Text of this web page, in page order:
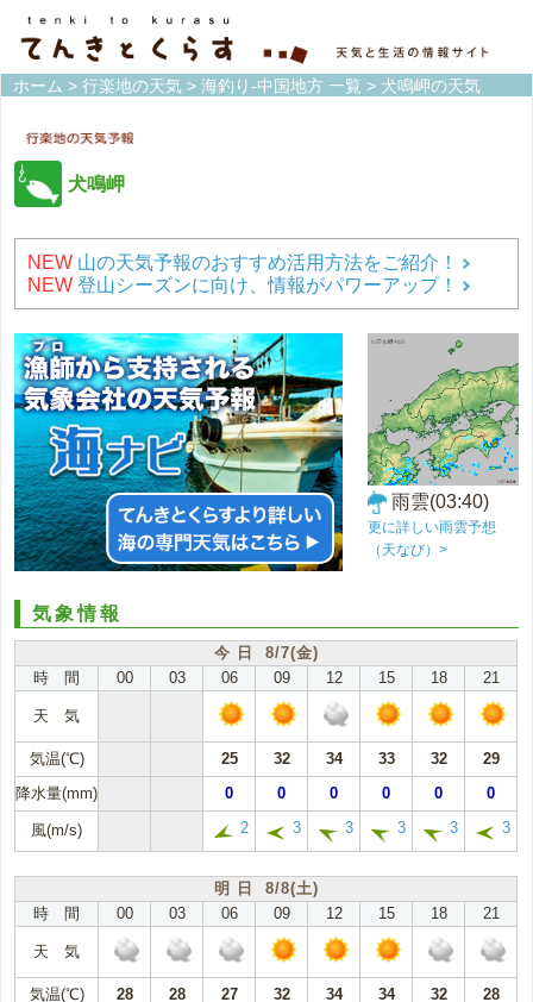
ホーム > 行楽地の天気 > 海釣り-中国地方 一覧 > 犬鳴岬の天気
犬鳴岬
NEW 山の天気予報のおすすめ活用方法をご紹介！
NEW 登山シーズンに向け、情報がパワーアップ！
雨雲(03:40)
更に詳しい雨雲予想
（天なび）>
気象情報
今 日 8/7(金)
時 間
00 03 06 09 12 15 18 21
天 気
気温(℃) 25 32 34 33 32
29
降水量(mm)
0 0 0 0 0 0
風(m/s) 2 3 3 3 3 3
明 日 8/8(土)
時 間
00 03 06 09 12 15 18 21
天 気
気温(℃) 28 28 27 32 34 34 32
28